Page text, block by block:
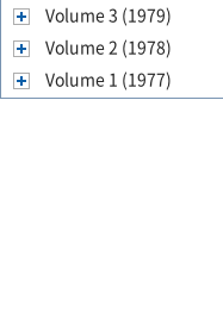
Volume 3 (1979)
Volume 2 (1978)
Volume 1 (1977)